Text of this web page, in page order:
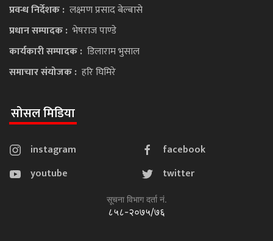
प्रवन्ध निर्देशक : लक्ष्मण प्रसाद बेल्बासे
प्रधान सम्पादक : भेषराज पाण्डे
कार्यकारी सम्पादक : डिलाराम भुसाल
समाचार संयोजक : हरि घिमिरे
सोसल मिडिया
instagram
facebook
youtube
twitter
सूचना विभाग दर्ता नं.
८५८-२०७५/७६